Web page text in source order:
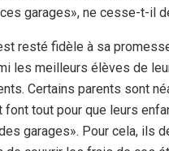
ces garages», ne cesse-t-il
resté fidèle à sa
les meilleurs élèves de
Certains parents sont
font tout pour que leurs
garages». Pour cela, ils